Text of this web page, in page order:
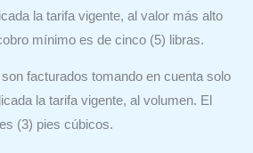
la tarifa vigente, al valor más alto
mínimo es de cinco (5) libras.
facturados tomando en cuenta solo
la tarifa vigente, al volumen. El
(3) pies cúbicos.